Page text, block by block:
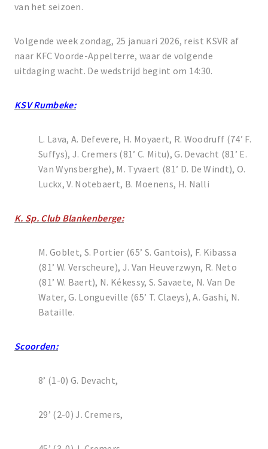
van het seizoen.
Volgende week zondag, 25 januari 2026, reist KSVR af
naar KFC Voorde-Appelterre, waar de volgende
uitdaging wacht. De wedstrijd begint om 14:30.
KSV Rumbeke:
L. Lava, A. Defevere, H. Moyaert, R. Woodruff (74’ F.
Suffys), J. Cremers (81’ C. Mitu), G. Devacht (81’ E.
Van Wynsberghe), M. Tyvaert (81’ D. De Windt), O.
Luckx, V. Notebaert, B. Moenens, H. Nalli
K. Sp. Club Blankenberge:
M. Goblet, S. Portier (65’ S. Gantois), F. Kibassa
(81’ W. Verscheure), J. Van Heuverzwyn, R. Neto
(81’ W. Baert), N. Kékessy, S. Savaete, N. Van De
Water, G. Longueville (65’ T. Claeys), A. Gashi, N.
Bataille.
Scoorden:
8’ (1-0) G. Devacht,
29’ (2-0) J. Cremers,